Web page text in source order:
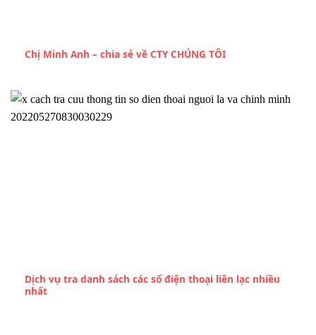
Chị Minh Anh – chia sẻ về CTY CHÚNG TÔI
Dịch vụ tra danh sách các số điện thoại liên lạc nhiều
nhất